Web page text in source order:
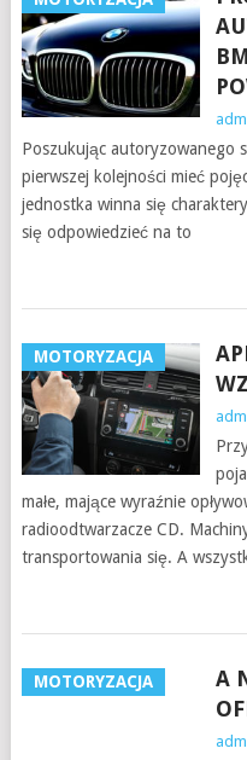
Poszukując autoryzowanego
pierwszej kolejności mieć
jednostka winna się
się odpowiedzieć na to
MOTORYZACJA
małe, mające wyraźnie
radioodtwarzacze CD.
transportowania się. A
MOTORYZACJA
A